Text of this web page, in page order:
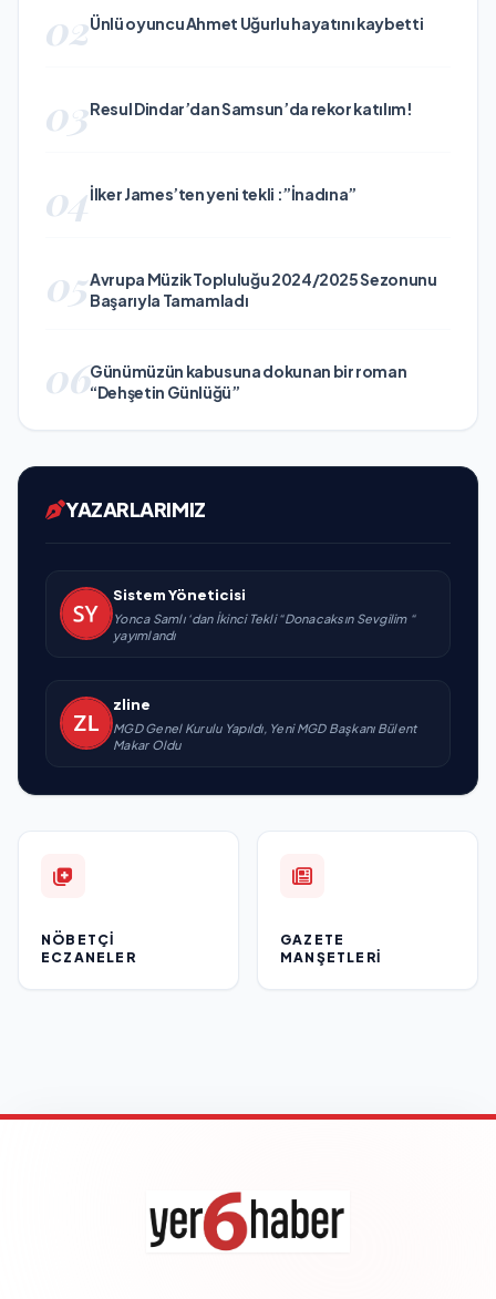
02Ünlü oyuncu Ahmet Uğurlu hayatını kaybetti
03Resul Dindar’dan Samsun’da rekor katılım!
04İlker James’ten yeni tekli :”İnadına”
05Avrupa Müzik Topluluğu 2024/2025 Sezonunu
Başarıyla Tamamladı
06Günümüzün kabusuna dokunan bir roman
“Dehşetin Günlüğü”
YAZARLARIMIZ
Sistem Yöneticisi
Yonca Samlı ‘dan İkinci Tekli “Donacaksın Sevgilim “
yayımlandı
zline
MGD Genel Kurulu Yapıldı, Yeni MGD Başkanı Bülent
Makar Oldu
NÖBETÇI
ECZANELER
GAZETE
MANŞETLERI